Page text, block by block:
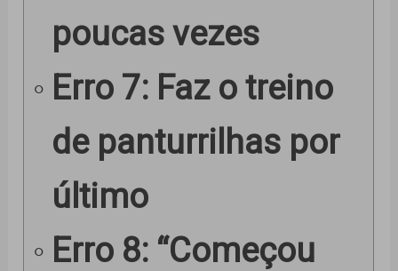
poucas vezes
Erro 7: Faz o treino
de panturrilhas por
último
Erro 8: “Começou